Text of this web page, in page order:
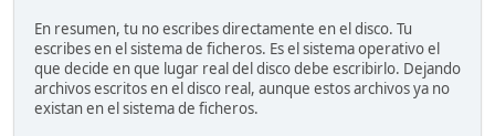
En resumen, tu no escribes directamente en el disco. Tu
escribes en el sistema de ficheros. Es el sistema operativo el
que decide en que lugar real del disco debe escribirlo. Dejando
archivos escritos en el disco real, aunque estos archivos ya no
existan en el sistema de ficheros.